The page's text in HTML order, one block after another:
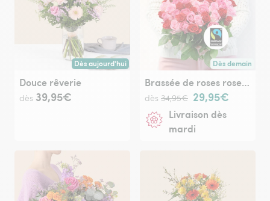
Dès aujourd'hui
Livraison dès aujourd'hui (pour toute commande passée
Douce rêverie
dès 39,95€
Dès demain
Livraison dès
Brassée de roses roses Max Havelaar
dès 34,95€ 29,95€
Livraison dès
mardi